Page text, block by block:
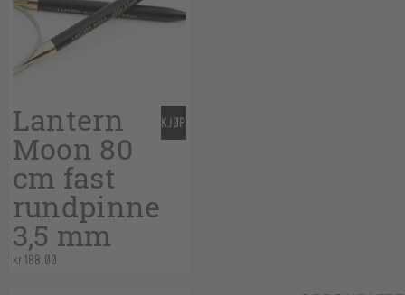
Lantern
Moon 80
cm fast
rundpinne
3,5 mm
kr188,00
KJØP